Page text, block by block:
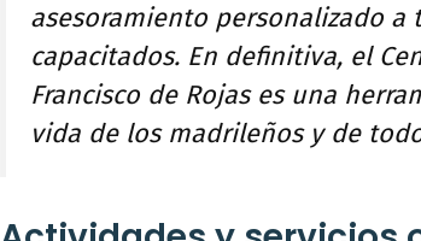
asesoramiento personalizado a
capacitados. En definitiva, el
Francisco de Rojas es una
vida de los madrileños y de